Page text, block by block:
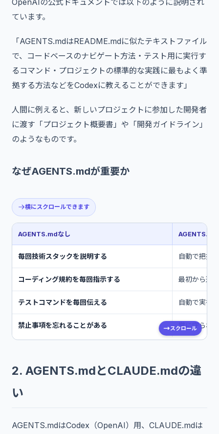
ています。
「AGENTS.mdはREADME.mdに似たテキストファイル
で、コードベースのナビゲート方法・テスト用に実行す
るコマンド・プロジェクトの標準的な実践に最もよく準
拠する方法などをCodexに教えることができます」
人間に例えると、新しいプロジェクトに参加した開発者
に渡す「プロジェクト概要書」や「開発ガイドライン」
のようなものです。
なぜAGENTS.mdが重要か
横にスクロールできます
AGENTS.mdなし AGENTS.md
毎回技術スタックを説明する 自動で把握
コーディング規約を毎回指示する 最初から遵
テストコマンドを毎回伝える 自動で実行
禁止事項を忘れることがある 常に守られる
スクロール
2. AGENTS.mdとCLAUDE.mdの違
い
AGENTS.mdはCodex（OpenAI）用、CLAUDE.mdは